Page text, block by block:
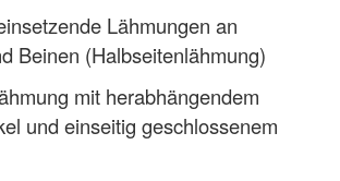
Lähmungen an
Beinen (Halbseitenlähmung)
mit herabhängendem
und einseitig geschlossenem